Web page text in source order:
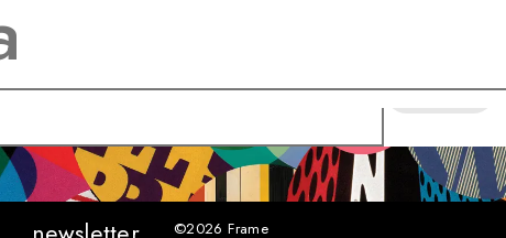
CERCA
©2026Frame